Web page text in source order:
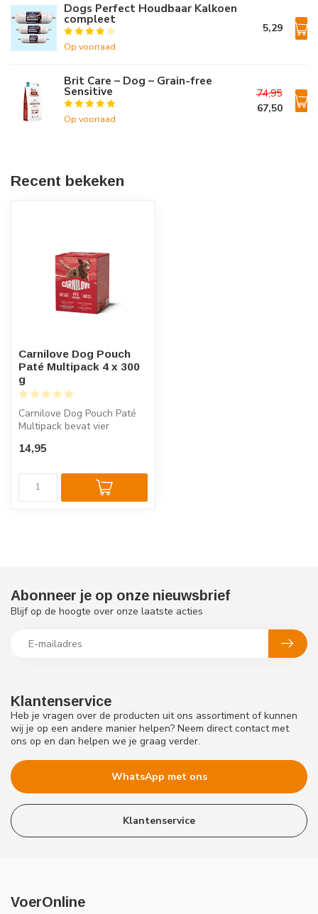
Dogs Perfect Houdbaar Kalkoen
compleet
Op voorraad
5,29
Brit Care – Dog – Grain-free
Sensitive
Op voorraad
74,95
67,50
Recent bekeken
Carnilove Dog Pouch
Paté Multipack 4 x 300
g
Carnilove Dog Pouch Paté
Multipack bevat vier
gecomb...
14,95
Klantenservice
Heb je vragen over de producten uit ons assortiment of kunnen
wij je op een andere manier helpen? Neem direct contact met
ons op en dan helpen we je graag verder.
WhatsApp met ons
Klantenservice
Abonneer je op onze nieuwsbrief
Blijf op de hoogte over onze laatste acties
VoerOnline